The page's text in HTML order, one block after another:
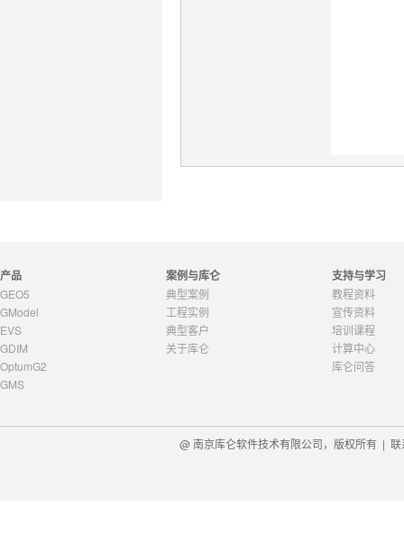
产品
GEO5
GModel
EVS
GDIM
OptumG2
GMS
案例与库仑
典型案例
工程实例
典型客户
关于库仑
支持与学习
教程资料
宣传资料
培训课程
计算中心
库仑问答
@ 南京库仑软件技术有限公司，版权所有 | 联